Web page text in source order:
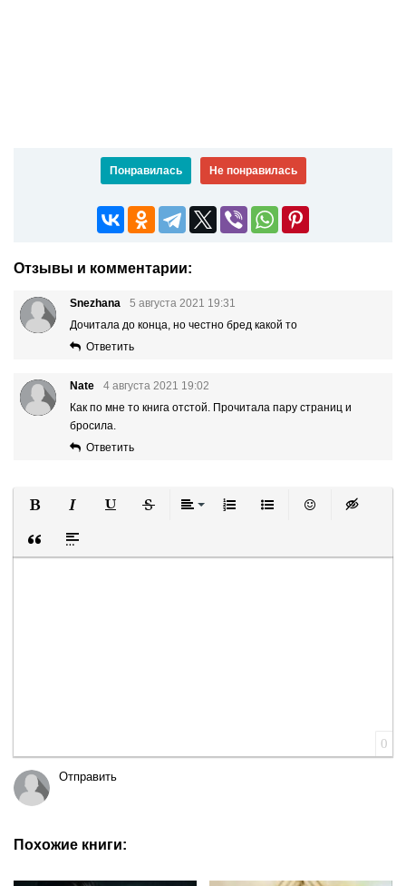
Понравилась Не понравилась
Отзывы и комментарии:
Snezhana
5 августа 2021 19:31
Дочитала до конца, но честно бред какой то
Ответить
Nate
4 августа 2021 19:02
Как по мне то книга отстой. Прочитала пару страниц и
бросила.
Ответить
Вставка цитаты
Вставка спойлера
0
Отправить
Похожие книги: